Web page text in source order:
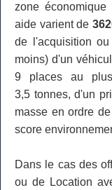
zone
aide varient de
de l'acquisition
moins) d'un
9 places au
3,5 tonnes, d'un
masse en ordre
score
Dans le cas des
ou de Location